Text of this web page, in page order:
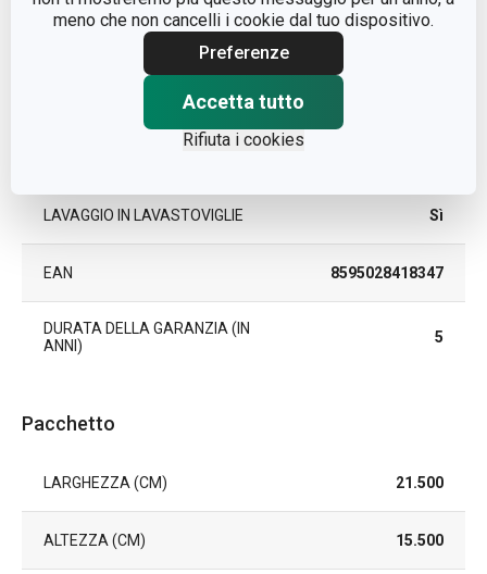
meno che non cancelli i cookie dal tuo dispositivo.
Preferenze
Accetta tutto
Rifiuta i cookies
LAVAGGIO IN LAVASTOVIGLIE Sì
EAN 8595028418347
DURATA DELLA GARANZIA (IN
ANNI)
5
Pacchetto
LARGHEZZA (CM) 21.500
ALTEZZA (CM) 15.500